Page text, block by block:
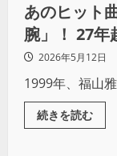
あのヒット
腕」！ 27年
援歌に込め
2026年5月12日
1999年、福山
続きを読む
野球